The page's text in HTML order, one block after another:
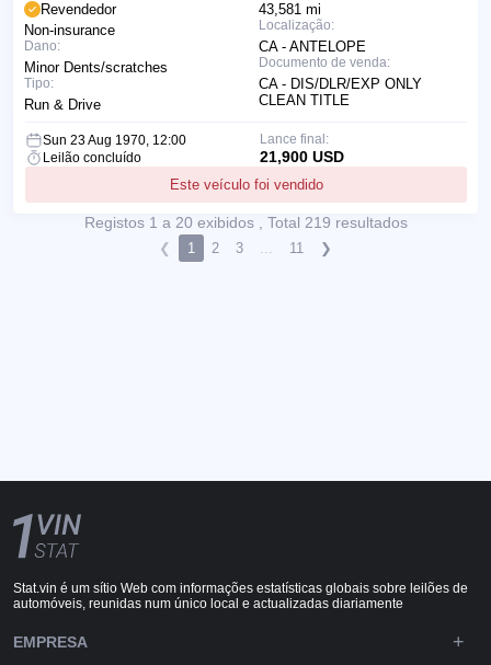
43,581 mi
Localização:
CA - ANTELOPE
Documento de venda:
CA - DIS/DLR/EXP ONLY
CLEAN TITLE
Revendedor
Non-insurance
Dano:
Minor Dents/scratches
Tipo:
Run & Drive
Sun 23 Aug 1970, 12:00
Leilão concluído
Este veículo foi vendido
Lance final:
21,900 USD
Registos 1 a 20 exibidos , Total 219 resultados
❮ 1 2 3 ... 11 ❯
Stat.vin é um sítio Web com informações estatísticas globais sobre leilões de
automóveis, reunidas num único local e actualizadas diariamente
EMPRESA